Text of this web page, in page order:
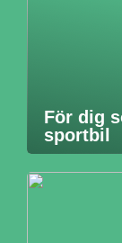
För dig
sportbil